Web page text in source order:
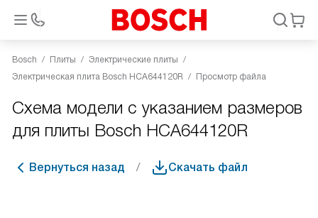
Bosch Плиты
Электрические плиты
Электрическая плита Bosch HCA644120R
Просмотр файла
Схема модели с указанием размеров
для плиты Bosch HCA644120R
Вернуться назад Скачать файл